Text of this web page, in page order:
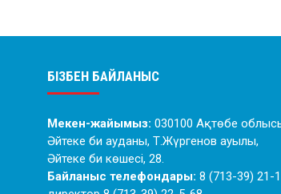
БІЗБЕН БАЙЛАНЫС
Мекен-жайымыз: 030100 Ақтөбе
Әйтеке би ауданы, Т.Жүргенов ауылы,
Әйтеке би көшесі, 28.
Байланыс телефондары: 8 (713-39) 21-